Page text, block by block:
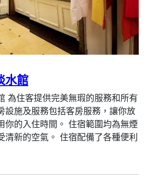
水館
為住客提供完美無瑕的服務和所有
設施及服務包括客房服務，讓你放
你的入住時間。 住宿範圍均為無煙
清新的空氣。 住宿配備了各種便利